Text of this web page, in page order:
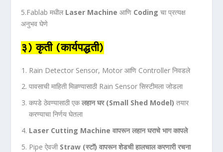
5.Fablab मधील Laser Machine आणि Coding चा प्रत्यक्ष
अनुभव घेणे
३) कृती (कार्यपद्धती)
Rain Detector Sensor, Motor आणि Controller निवडले
पावसाची माहिती मिळण्यासाठी Rain Sensor सिस्टीमला जोडला
कपडे ठेवण्यासाठी एकलहान घर (Small Shed Model) तयार
करण्याचा निर्णय घेतला
Laser Cutting Machine वापरून लहान घराचे भाग कापले
Pipe ऐवजी Straw (स्टॉ) वापरून शेडची हालचाल करणारी रचना